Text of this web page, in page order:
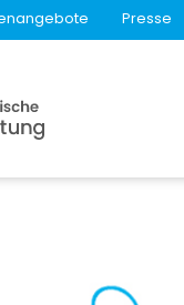
Presse